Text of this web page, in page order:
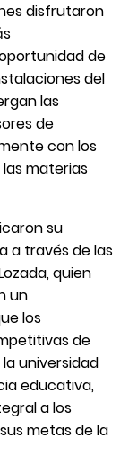
disfrutaron
de
del
las
de
con los
materias
su
a través de las
quien
un
los
de
universidad
educativa,
a los
metas de la